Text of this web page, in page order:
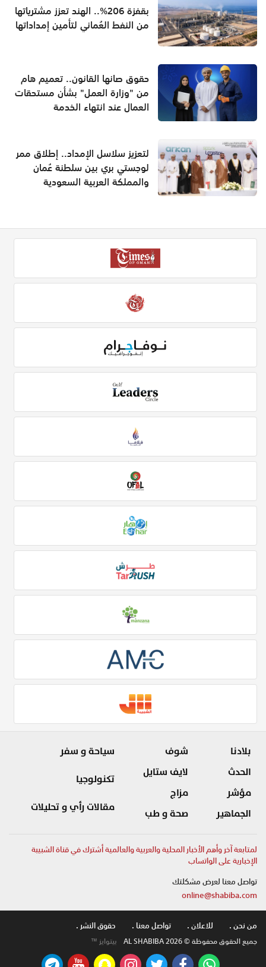
بقفزة 206%.. الهند تعزز مشترياتها
من النفط العُماني لتأمين إمداداتها
حقوق صانها القانون.. تعميم هام
من "وزارة العمل" بشأن مستحقات
العمال عند انتهاء الخدمة
لتعزيز سلاسل الإمداد.. إطلاق ممر
لوجستي بري بين سلطنة عُمان
والمملكة العربية السعودية
بلادنا
الحدث
مؤشر
الجماهير
شوف
لايف ستايل
مزاج
صحة و طب
سياحة و سفر
تكنولوجيا
مقالات رأي و تحليلات
لمتابعة آخر وأهم الأخبار المحلية والعربية والعالمية أشترك في قناة الشبيبة
الإخبارية على الواتساب
تواصل معنا لعرض مشكلتك
online@shabiba.com
من نحن .
للاعلان . تواصل معنا . حقوق النشر .
جميع الحقوق محفوظة © AL SHABIBA 2026 بيتوايز ™